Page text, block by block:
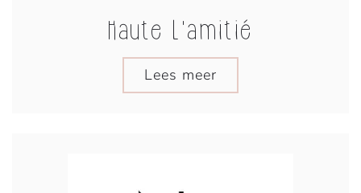
Haute L'amitié
Lees meer